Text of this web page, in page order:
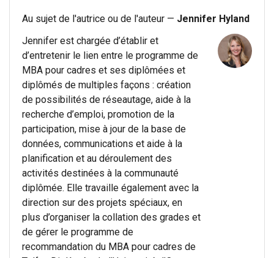
Au sujet de l'autrice ou de l'auteur — Jennifer Hyland
Jennifer est chargée d’établir et
d’entretenir le lien entre le programme de
MBA pour cadres et ses diplômées et
diplômés de multiples façons : création
de possibilités de réseautage, aide à la
recherche d’emploi, promotion de la
participation, mise à jour de la base de
données, communications et aide à la
planification et au déroulement des
activités destinées à la communauté
diplômée. Elle travaille également avec la
direction sur des projets spéciaux, en
plus d’organiser la collation des grades et
de gérer le programme de
recommandation du MBA pour cadres de